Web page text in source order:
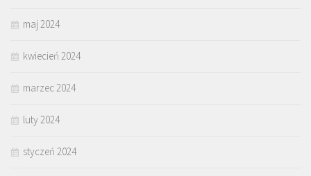
maj 2024
kwiecień 2024
marzec 2024
luty 2024
styczeń 2024